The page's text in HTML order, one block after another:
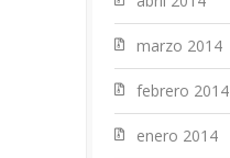
marzo 2014
febrero 2014
enero 2014